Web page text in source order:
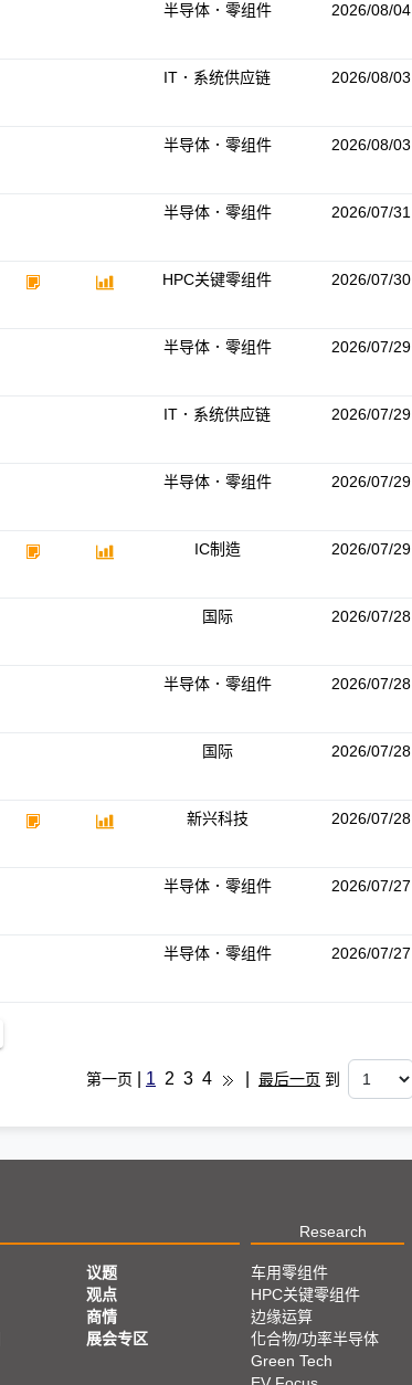
半导体．零组件 2026/08/04
IT．系统供应链 2026/08/03
半导体．零组件 2026/08/03
半导体．零组件 2026/07/31
HPC关键零组件 2026/07/30
半导体．零组件 2026/07/29
IT．系统供应链 2026/07/29
半导体．零组件 2026/07/29
IC制造 2026/07/29
国际 2026/07/28
半导体．零组件 2026/07/28
国际 2026/07/28
新兴科技 2026/07/28
半导体．零组件 2026/07/27
半导体．零组件 2026/07/27
第一页 1 2 3 4 最后一页 到
Research
议题
观点
商情
展会专区
车用零组件
HPC关键零组件
边缘运算
化合物/功率半导体
Green Tech